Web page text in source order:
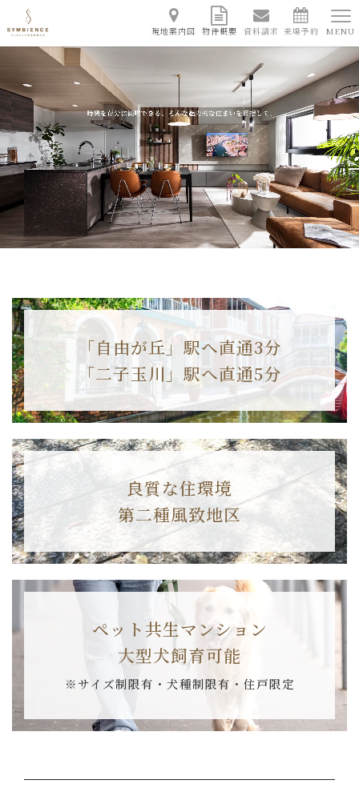
現地案内図 物件概要 資料請求 来場予約 MENU
「自由が丘」駅へ直通3分
「二子玉川」駅へ直通5分
良質な住環境
第二種風致地区
ペット共生マンション
大型犬飼育可能
※サイズ制限有・犬種制限有・住戸限定